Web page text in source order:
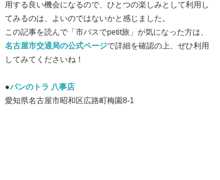
用する良い機会になるので、ひとつの楽しみとして利用し
てみるのは、よいのではないかと感じました。
この記事を読んで「市バスでpetit旅」が気になった方は、
名古屋市交通局の公式ページで詳細を確認の上、ぜひ利用
してみてくださいね！
●パンのトラ 八事店
愛知県名古屋市昭和区広路町梅園8-1